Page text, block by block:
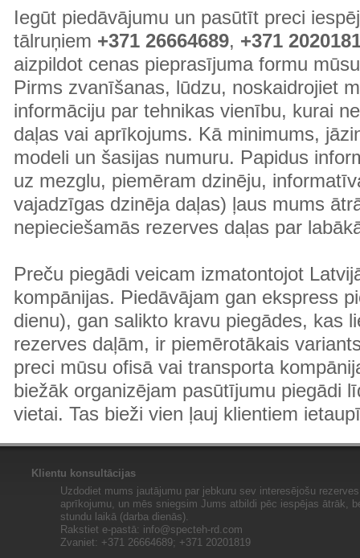
Iegūt piedāvājumu un pasūtīt preci
tālruņiem +371 26664689, +371
aizpildot cenas pieprasījuma formu
Pirms zvanīšanas, lūdzu, noskaidrojiet
informāciju par tehnikas vienību, kurai
daļas vai aprīkojums. Kā minimums,
modeli un šasijas numuru. Papidus
uz mezglu, piemēram dzinēju,
vajadzīgas dzinēja daļas) ļaus mums
nepieciešamās rezerves daļas par
Preču piegādi veicam izmatontojot
kompānijas. Piedāvājam gan ekspress
dienu), gan salikto kravu piegādes, kas
rezerves daļām, ir piemērotākais
preci mūsu ofisā vai transporta
biežāk organizējam pasūtījumu piegādi
vietai. Tas bieži vien ļauj klientiem
Klientu konsultācijas
Uzdodiet mums jautājumu par jebkuru sev interesējošu
aprīkojumu, un mēs sniegsim Jums atbildi pēc iespējas ātrāk,
stundu laikā (darba dienās).
Rakstiet e-pastā: info@specteh-rd.com
Zvaniet: +371 26664689; +371 20201819